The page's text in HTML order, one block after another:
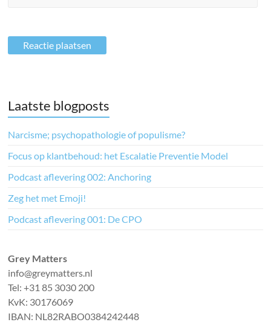
Laatste blogposts
Narcisme; psychopathologie of populisme?
Focus op klantbehoud: het Escalatie Preventie Model
Podcast aflevering 002: Anchoring
Zeg het met Emoji!
Podcast aflevering 001: De CPO
Grey Matters
info@greymatters.nl
Tel: +31 85 3030 200
KvK: 30176069
IBAN: NL82RABO0384242448